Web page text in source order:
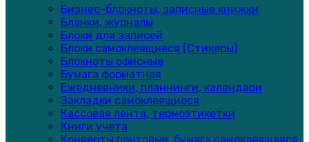
Бизнес-блокноты, записные книжки
Бланки, журналы
Блоки для записей
Блоки самоклеящиеся (Стикеры)
Блокноты офисные
Бумага форматная
Ежедневники, планнинги, календари
Закладки самоклеящиеся
Кассовая лента, термоэтикетки
Книги учета